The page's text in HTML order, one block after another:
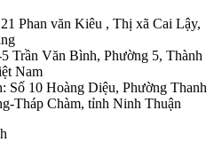
Phan văn Kiêu , Thị xã Cai Lậy,
Trần Văn Bình, Phường 5, Thành
Nam
10 Hoàng Diệu, Phường Thanh
Tháp Chàm, tỉnh Ninh Thuận